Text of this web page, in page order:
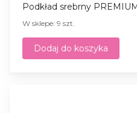
Podkład srebrny
W sklepe: 9 szt.
Dodaj do koszyka